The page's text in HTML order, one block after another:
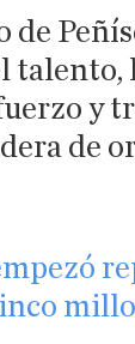
talento,
y
de